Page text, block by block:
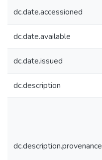
dc.date.accessioned
dc.date.available
dc.date.issued
dc.description
dc.description.provenance